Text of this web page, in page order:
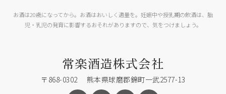
お酒は20歳になってから。お酒はおいしく適量を。妊娠中や授乳期の飲酒は、胎
児・乳児の発育に影響するおそれがありますので、気をつけましょう。
常楽酒造株式会社
〒868-0302 熊本県球磨郡錦町一武2577-13